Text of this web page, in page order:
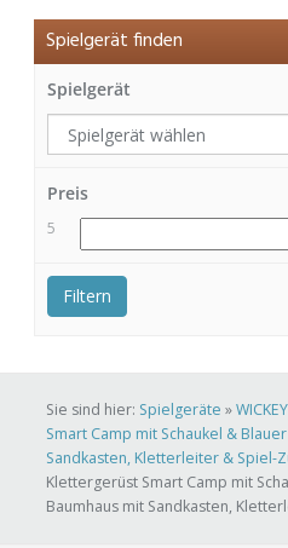
Spielgerät finden
Spielgerät
Preis
5
Filtern
Sie sind hier: Spielgeräte »
Smart Camp mit Schaukel &
Sandkasten, Kletterleiter & Spiel-
Klettergerüst Smart Camp mit
Baumhaus mit Sandkasten,